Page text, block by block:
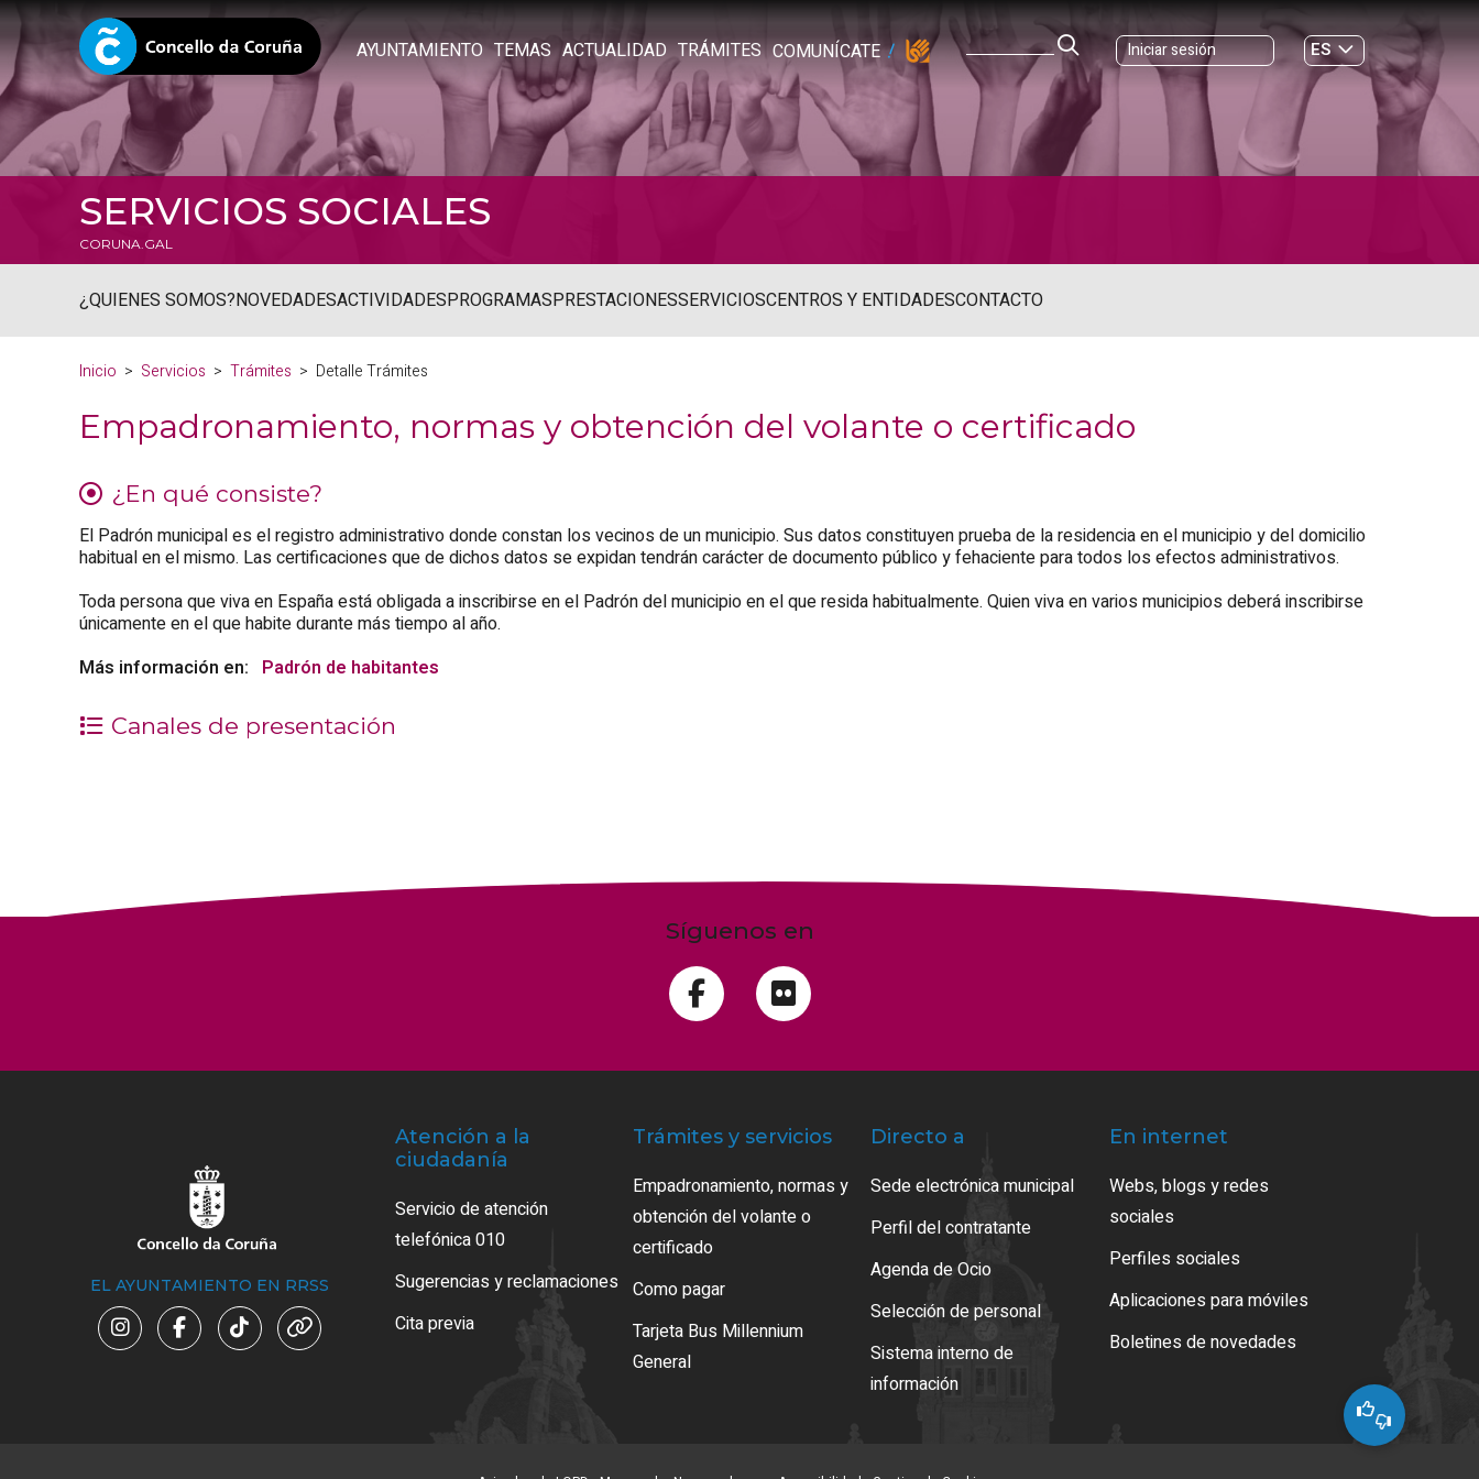
AYUNTAMIENTO TEMAS ACTUALIDAD TRÁMITES COMUNÍCATE Iniciar sesión
ES
GL
SERVICIOS SOCIALES
CORUNA.GAL
¿QUIENES SOMOS?NOVEDADESACTIVIDADESPROGRAMASPRESTACIONESSERVICIOSCENTROS Y ENTIDADESCONTACTO
Inicio Servicios Trámites Detalle Trámites
Empadronamiento, normas y obtención del volante o certificado
¿En qué consiste?
El Padrón municipal es el registro administrativo donde constan los vecinos de un municipio. Sus datos constituyen prueba de la residencia en el municipio y del domicilio
habitual en el mismo. Las certificaciones que de dichos datos se expidan tendrán carácter de documento público y fehaciente para todos los efectos administrativos.
Toda persona que viva en España está obligada a inscribirse en el Padrón del municipio en el que resida habitualmente. Quien viva en varios municipios deberá inscribirse
únicamente en el que habite durante más tiempo al año.
Más información en: Padrón de habitantes
Canales de presentación
Síguenos en
EL AYUNTAMIENTO EN RRSS
Atención a la
ciudadanía
Servicio de atención
telefónica 010
Sugerencias y reclamaciones
Cita previa
Trámites y servicios
Empadronamiento, normas y
obtención del volante o
certificado
Como pagar
Tarjeta Bus Millennium
General
Directo a
Sede electrónica municipal
Perfil del contratante
Agenda de Ocio
Selección de personal
Sistema interno de
información
En internet
Webs, blogs y redes
sociales
Perfiles sociales
Aplicaciones para móviles
Boletines de novedades